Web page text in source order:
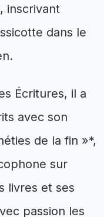
inscrivant
dans le
Écritures, il a
avec son
de la fin »*,
sur
livres et ses
passion les